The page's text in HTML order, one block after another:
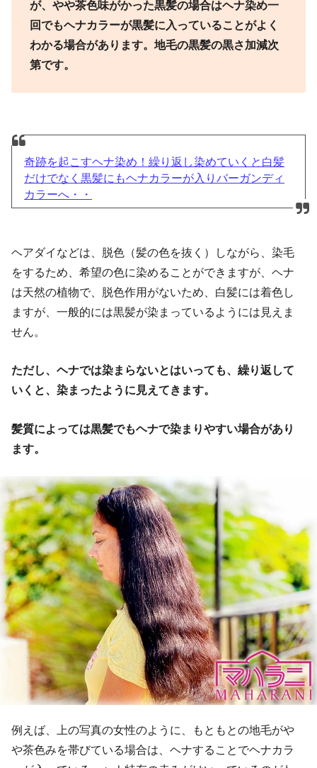
が、やや茶色味がかった黒髪の場合はヘナ染め一
回でもヘナカラーが黒髪に入っていることがよく
わかる場合があります。地毛の黒髪の黒さ加減次
第です。
奇跡を起こすヘナ染め！繰り返し染めていくと白髪
だけでなく黒髪にもヘナカラーが入りバーガンディ
カラーへ・・
ヘアダイなどは、脱色（髪の色を抜く）しながら、染毛
をするため、希望の色に染めることができますが、ヘナ
は天然の植物で、脱色作用がないため、白髪には着色し
ますが、一般的には黒髪が染まっているようには見えま
せん。
ただし、ヘナでは染まらないとはいっても、繰り返して
いくと、染まったように見えてきます。
髪質によっては黒髪でもヘナで染まりやすい場合があり
ます。
例えば、上の写真の女性のように、もともとの地毛がや
や茶色みを帯びている場合は、ヘナすることでヘナカラ